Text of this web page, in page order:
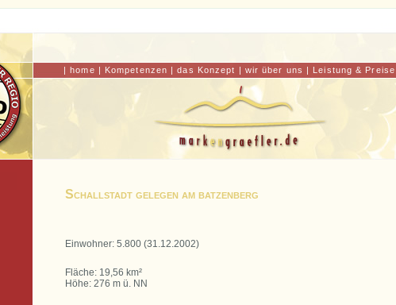
|home | Kompetenzen |das Konzept | wir über uns | Leistung & Preise
Schallstadt gelegen am batzenberg
Einwohner: 5.800 (31.12.2002)
Fläche: 19,56 km²
Höhe: 276 m ü. NN